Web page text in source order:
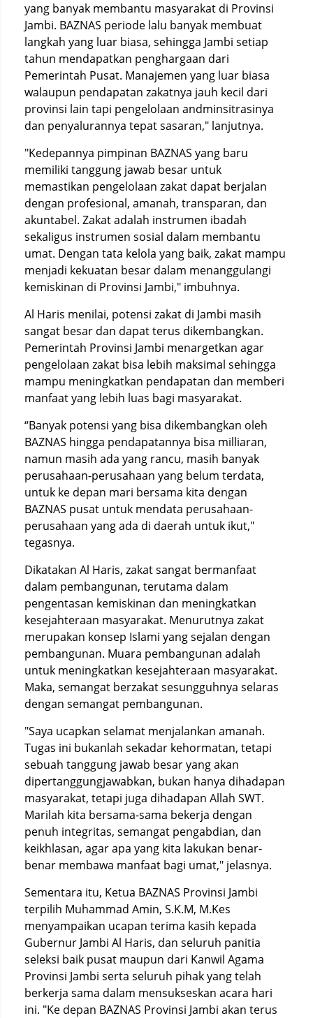
yang banyak membantu masyarakat di Provinsi
Jambi. BAZNAS periode lalu banyak membuat
langkah yang luar biasa, sehingga Jambi setiap
tahun mendapatkan penghargaan dari
Pemerintah Pusat. Manajemen yang luar biasa
walaupun pendapatan zakatnya jauh kecil dari
provinsi lain tapi pengelolaan andminsitrasinya
dan penyalurannya tepat sasaran," lanjutnya.
"Kedepannya pimpinan BAZNAS yang baru
memiliki tanggung jawab besar untuk
memastikan pengelolaan zakat dapat berjalan
dengan profesional, amanah, transparan, dan
akuntabel. Zakat adalah instrumen ibadah
sekaligus instrumen sosial dalam membantu
umat. Dengan tata kelola yang baik, zakat mampu
menjadi kekuatan besar dalam menanggulangi
kemiskinan di Provinsi Jambi," imbuhnya.
Al Haris menilai, potensi zakat di Jambi masih
sangat besar dan dapat terus dikembangkan.
Pemerintah Provinsi Jambi menargetkan agar
pengelolaan zakat bisa lebih maksimal sehingga
mampu meningkatkan pendapatan dan memberi
manfaat yang lebih luas bagi masyarakat.
“Banyak potensi yang bisa dikembangkan oleh
BAZNAS hingga pendapatannya bisa milliaran,
namun masih ada yang rancu, masih banyak
perusahaan-perusahaan yang belum terdata,
untuk ke depan mari bersama kita dengan
BAZNAS pusat untuk mendata perusahaan-
perusahaan yang ada di daerah untuk ikut,"
tegasnya.
Dikatakan Al Haris, zakat sangat bermanfaat
dalam pembangunan, terutama dalam
pengentasan kemiskinan dan meningkatkan
kesejahteraan masyarakat. Menurutnya zakat
merupakan konsep Islami yang sejalan dengan
pembangunan. Muara pembangunan adalah
untuk meningkatkan kesejahteraan masyarakat.
Maka, semangat berzakat sesungguhnya selaras
dengan semangat pembangunan.
"Saya ucapkan selamat menjalankan amanah.
Tugas ini bukanlah sekadar kehormatan, tetapi
sebuah tanggung jawab besar yang akan
dipertanggungjawabkan, bukan hanya dihadapan
masyarakat, tetapi juga dihadapan Allah SWT.
Marilah kita bersama-sama bekerja dengan
penuh integritas, semangat pengabdian, dan
keikhlasan, agar apa yang kita lakukan benar-
benar membawa manfaat bagi umat," jelasnya.
Sementara itu, Ketua BAZNAS Provinsi Jambi
terpilih Muhammad Amin, S.K.M, M.Kes
menyampaikan ucapan terima kasih kepada
Gubernur Jambi Al Haris, dan seluruh panitia
seleksi baik pusat maupun dari Kanwil Agama
Provinsi Jambi serta seluruh pihak yang telah
berkerja sama dalam mensukseskan acara hari
ini. "Ke depan BAZNAS Provinsi Jambi akan terus